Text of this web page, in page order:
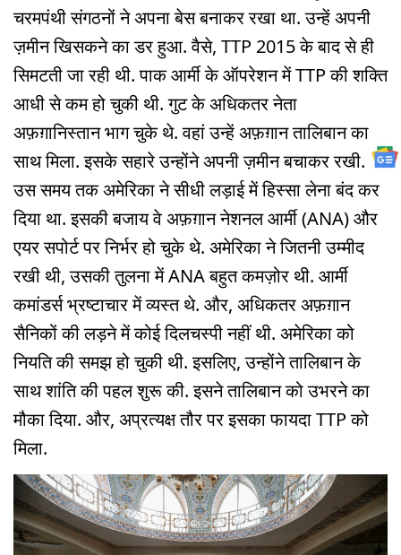
चरमपंथी संगठनों ने अपना बेस बनाकर रखा था. उन्हें अपनी
ज़मीन खिसकने का डर हुआ. वैसे, TTP 2015 के बाद से ही
सिमटती जा रही थी. पाक आर्मी के ऑपरेशन में TTP की शक्ति
आधी से कम हो चुकी थी. गुट के अधिकतर नेता
अफ़ग़ानिस्तान भाग चुके थे. वहां उन्हें अफ़ग़ान तालिबान का
साथ मिला. इसके सहारे उन्होंने अपनी ज़मीन बचाकर रखी.
उस समय तक अमेरिका ने सीधी लड़ाई में हिस्सा लेना बंद कर
दिया था. इसकी बजाय वे अफ़ग़ान नेशनल आर्मी (ANA) और
एयर सपोर्ट पर निर्भर हो चुके थे. अमेरिका ने जितनी उम्मीद
रखी थी, उसकी तुलना में ANA बहुत कमज़ोर थी. आर्मी
कमांडर्स भ्रष्टाचार में व्यस्त थे. और, अधिकतर अफ़ग़ान
सैनिकों की लड़ने में कोई दिलचस्पी नहीं थी. अमेरिका को
नियति की समझ हो चुकी थी. इसलिए, उन्होंने तालिबान के
साथ शांति की पहल शुरू की. इसने तालिबान को उभरने का
मौका दिया. और, अप्रत्यक्ष तौर पर इसका फायदा TTP को
मिला.